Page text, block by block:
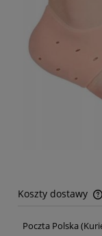
Koszty dostawy
Cena nie
Poczta Polska